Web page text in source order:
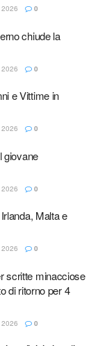
0
chiude la
0
e Vittime in
0
giovane
0
Malta e
0
scritte minacciose
di ritorno per 4
0